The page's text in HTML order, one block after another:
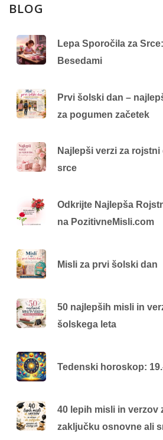
BLOG
Lepa Sporočila za
Besedami
Prvi šolski dan –
za pogumen začetek
Najlepši verzi za
srce
Odkrijte Najlepša
na PozitivneMisli.com
Misli za prvi šolski dan
50 najlepših misli in
šolskega leta
Tedenski horoskop:
40 lepih misli in verzov
zaključku osnovne ali